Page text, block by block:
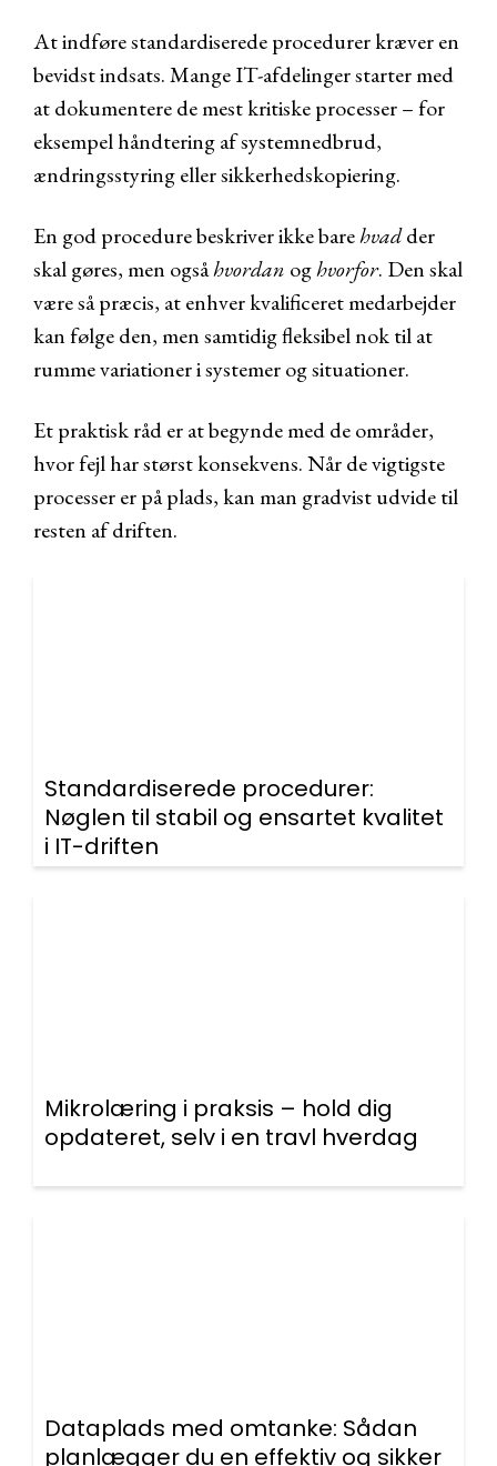
At indføre standardiserede procedurer kræver en
bevidst indsats. Mange IT-afdelinger starter med
at dokumentere de mest kritiske processer – for
eksempel håndtering af systemnedbrud,
ændringsstyring eller sikkerhedskopiering.
En god procedure beskriver ikke barehvadder
skal gøres, men ogsåhvordan oghvorfor. Den skal
være så præcis, at enhver kvalificeret medarbejder
kan følge den, men samtidig fleksibel nok til at
rumme variationer i systemer og situationer.
Et praktisk råd er at begynde med de områder,
hvor fejl har størst konsekvens. Når de vigtigste
processer er på plads, kan man gradvist udvide til
resten af driften.
Standardiserede procedurer:
Nøglen til stabil og ensartet kvalitet
i IT-driften
Mikrolæring i praksis – hold dig
opdateret, selv i en travl hverdag
Dataplads med omtanke: Sådan
planlægger du en effektiv og sikker